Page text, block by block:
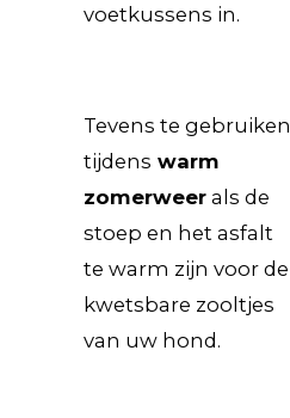
voetkussens in.
Tevens te gebruiken
tijdens warm
zomerweer als de
stoep en het asfalt
te warm zijn voor de
kwetsbare zooltjes
van uw hond.